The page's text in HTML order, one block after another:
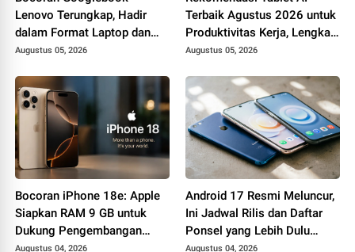
Lenovo Terungkap, Hadir
dalam Format Laptop dan
Tablet 2-in-1 dengan
Augustus 05, 2026
Terbaik Agustus 2026 untuk
Produktivitas Kerja, Lengkap
dengan Fitur Unggulannya
Augustus 05, 2026
Bocoran iPhone 18e: Apple
Siapkan RAM 9 GB untuk
Dukung Pengembangan
Apple Intelligence
Augustus 04, 2026
Android 17 Resmi Meluncur,
Ini Jadwal Rilis dan Daftar
Ponsel yang Lebih Dulu
Mencicipi Sistem Operasi
Augustus 04, 2026